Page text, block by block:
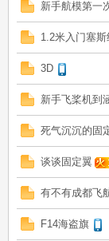
新手航模第一
1.2米入门塞
3D
新手飞桨机到
死气沉沉的固
谈谈固定翼
有不有成都飞
F14海盗旗